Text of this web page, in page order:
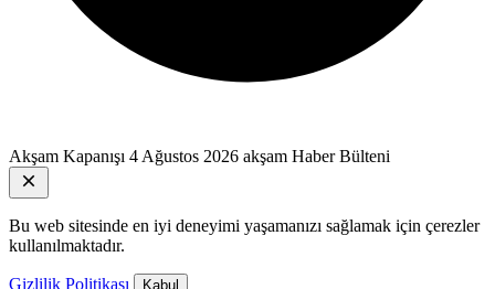
Akşam Kapanışı 4 Ağustos 2026 akşam Haber Bülteni
Bu web sitesinde en iyi deneyimi yaşamanızı sağlamak için çerezler
kullanılmaktadır.
Gizlilik Politikası Kabul